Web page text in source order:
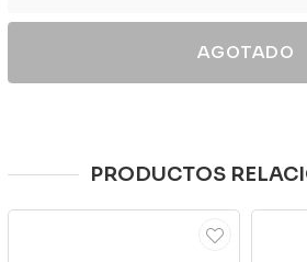
AGOTADO
PRODUCTOS